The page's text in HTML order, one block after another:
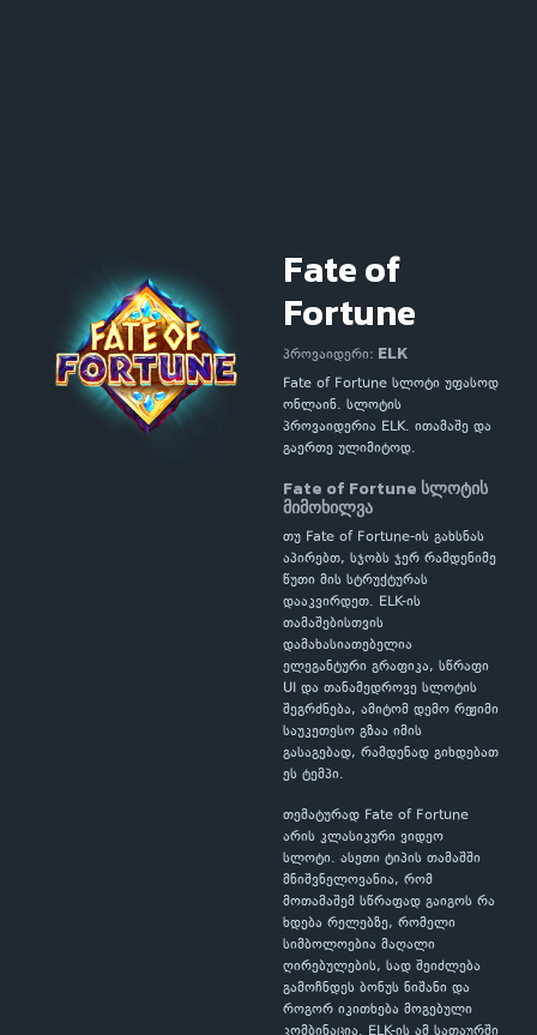
Fate of
Fortune
პროვაიდერი: ELK
Fate of Fortune სლოტი უფასოდ
ონლაინ. სლოტის
პროვაიდერია ELK. ითამაშე და
გაერთე ულიმიტოდ.
Fate of Fortune სლოტის
მიმოხილვა
თუ Fate of Fortune-ის გახსნას
აპირებთ, სჯობს ჯერ რამდენიმე
წუთი მის სტრუქტურას
დააკვირდეთ. ELK-ის
თამაშებისთვის
დამახასიათებელია
ელეგანტური გრაფიკა, სწრაფი
UI და თანამედროვე სლოტის
შეგრძნება, ამიტომ დემო რეჟიმი
საუკეთესო გზაა იმის
გასაგებად, რამდენად გიხდებათ
ეს ტემპი.
თემატურად Fate of Fortune
არის კლასიკური ვიდეო
სლოტი. ასეთი ტიპის თამაშში
მნიშვნელოვანია, რომ
მოთამაშემ სწრაფად გაიგოს რა
ხდება რელებზე, რომელი
სიმბოლოებია მაღალი
ღირებულების, სად შეიძლება
გამოჩნდეს ბონუს ნიშანი და
როგორ იკითხება მოგებული